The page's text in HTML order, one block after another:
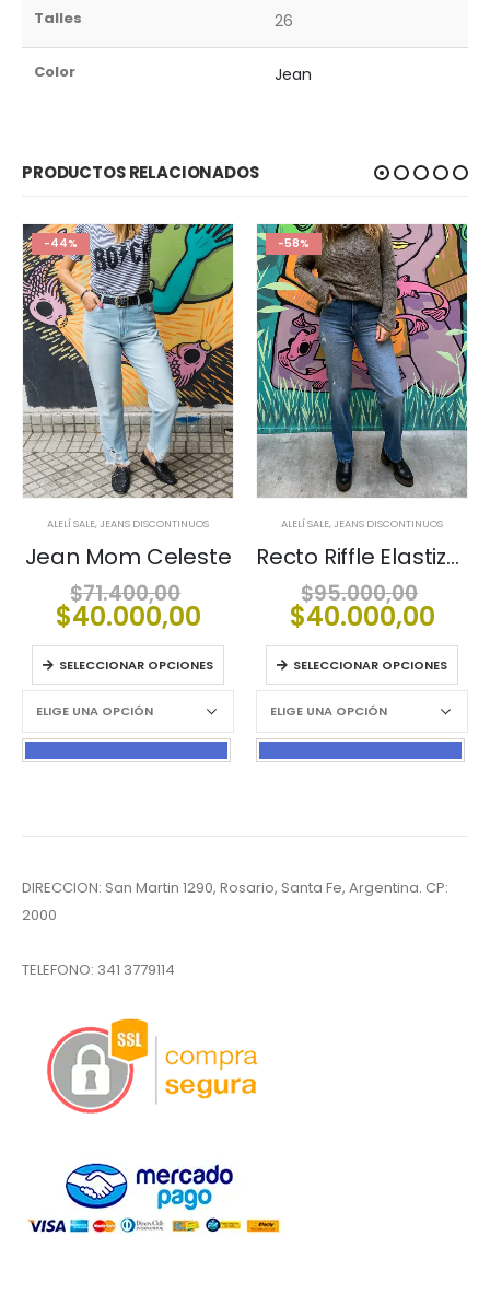
Talles 26
Color Jean
PRODUCTOS RELACIONADOS
-44%
ALELÍ SALE,JEANS DISCONTINUOS
Jean Mom Celeste
$71.400,00
precio
original
era:
$71.400,00.
$40.000,00El
precio
actual
es:
$40.000,00.
SELECCIONAR OPCIONES
-58%
ALELÍ SALE,JEANS DISCONTINUOS
Recto Riffle Elastizado
$95.000,00
era:
$40.000,00El
es:
SELECCIONAR OPCIONES
DIRECCION: San Martin 1290, Rosario, Santa Fe, Argentina. CP:
2000
TELEFONO: 341 3779114